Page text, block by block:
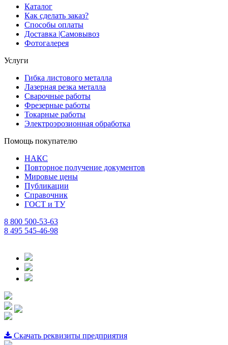
Каталог
Как сделать заказ?
Способы оплаты
Доставка |Cамовывоз
Фотогалерея
Услуги
Гибка листового металла
Лазерная резка металла
Сварочные работы
Фрезерные работы
Токарные работы
Электроэрозионная обработка
Помощь покупателю
НАКС
Повторное получение документов
Мировые цены
Публикации
Справочник
ГОСТ и ТУ
8 800 500-53-63
8 495 545-46-98
Скачать реквизиты предприятия